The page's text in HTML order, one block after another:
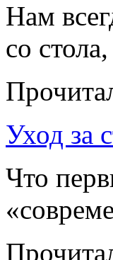
Нам
со
Уход за
Что